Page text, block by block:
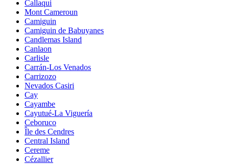
Callaqui
Mont Cameroun
Camiguin
Camiguin de Babuyanes
Candlemas Island
Canlaon
Carlisle
Carrán-Los Venados
Carrizozo
Nevados Casiri
Cay
Cayambe
Cayutué-La Viguería
Ceboruco
Île des Cendres
Central Island
Cereme
Cézallier